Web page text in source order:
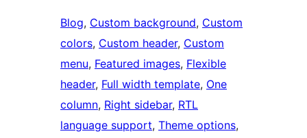
Blog, Custom background, Custom
colors, Custom header, Custom
menu, Featured images, Flexible
header, Full width template, One
column, Right sidebar, RTL
language support, Theme options